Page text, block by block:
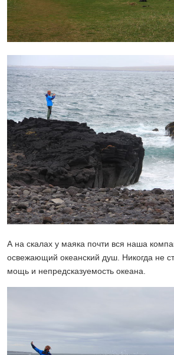
А на скалах у маяка почти вся наша
освежающий океанский душ. Никогда не
мощь и непредсказуемость океана.